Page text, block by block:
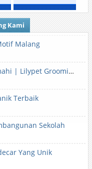
Kami
Malang
Grooming Kucing & Anjing Cimahi | Lilypet Grooming & Pet Hotel
Terbaik
Sekolah
Yang Unik